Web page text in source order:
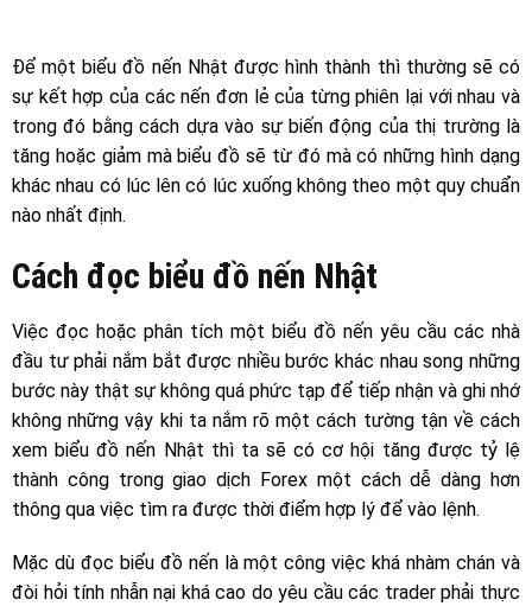
Để một biểu đồ nến Nhật được hình thành thì thường sẽ có
sự kết hợp của các nến đơn lẻ của từng phiên lại với nhau và
trong đó bằng cách dựa vào sự biến động của thị trường là
tăng hoặc giảm mà biểu đồ sẽ từ đó mà có những hình dạng
khác nhau có lúc lên có lúc xuống không theo một quy chuẩn
nào nhất định.
Cách đọc biểu đồ nến Nhật
Việc đọc hoặc phân tích một biểu đồ nến yêu cầu các nhà
đầu tư phải nắm bắt được nhiều bước khác nhau song những
bước này thật sự không quá phức tạp để tiếp nhận và ghi nhớ
không những vậy khi ta nắm rõ một cách tường tận về cách
xem biểu đồ nến Nhật thì ta sẽ có cơ hội tăng được tỷ lệ
thành công trong giao dịch Forex một cách dễ dàng hơn
thông qua việc tìm ra được thời điểm hợp lý để vào lệnh.
Mặc dù đọc biểu đồ nến là một công việc khá nhàm chán và
đòi hỏi tính nhẫn nại khá cao do yêu cầu các trader phải thực